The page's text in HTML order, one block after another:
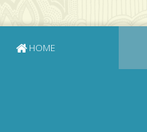
HOME